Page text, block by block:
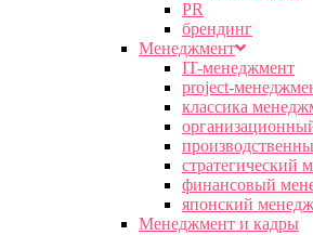
PR
брендинг
Менеджмент
IT-менеджмент
project-
классика
стратегический
финансовый
японский
Менеджмент и кадры